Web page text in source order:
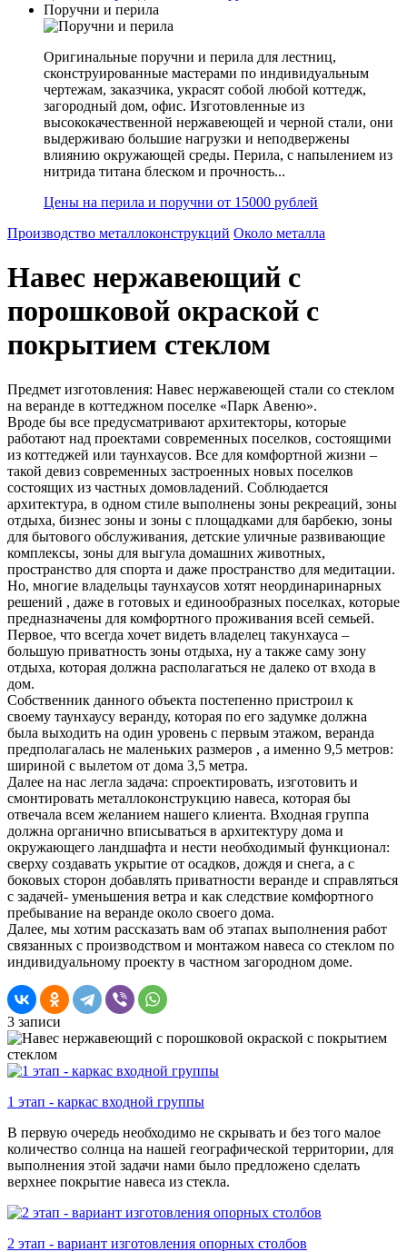
Поручни и перила
Оригинальные поручни и перила для лестниц,
сконструированные мастерами по индивидуальным
чертежам, заказчика, украсят собой любой коттедж,
загородный дом, офис. Изготовленные из
высококачественной нержавеющей и черной стали, они
выдерживаю большие нагрузки и неподвержены
влиянию окружающей среды. Перила, с напылением из
нитрида титана блеском и прочность...
Цены на перила и поручни от 15000 рублей
Производство металлоконструкций Около металла
Навес нержавеющий с
порошковой окраской с
покрытием стеклом
Предмет изготовления: Навес нержавеющей стали со стеклом
на веранде в коттеджном поселке «Парк Авеню».
Вроде бы все предусматривают архитекторы, которые
работают над проектами современных поселков, состоящими
из коттеджей или таунхаусов. Все для комфортной жизни –
такой девиз современных застроенных новых поселков
состоящих из частных домовладений. Соблюдается
архитектура, в одном стиле выполнены зоны рекреаций, зоны
отдыха, бизнес зоны и зоны с площадками для барбекю, зоны
для бытового обслуживания, детские уличные развивающие
комплексы, зоны для выгула домашних животных,
пространство для спорта и даже пространство для медитации.
Но, многие владельцы таунхаусов хотят неординаринарных
решений , даже в готовых и единообразных поселках, которые
предназначены для комфортного проживания всей семьей.
Первое, что всегда хочет видеть владелец такунхауса –
большую приватность зоны отдыха, ну а также саму зону
отдыха, которая должна располагаться не далеко от входа в
дом.
Собственник данного объекта постепенно пристроил к
своему таунхаусу веранду, которая по его задумке должна
была выходить на один уровень с первым этажом, веранда
предполагалась не маленьких размеров , а именно 9,5 метров:
шириной с вылетом от дома 3,5 метра.
Далее на нас легла задача: спроектировать, изготовить и
смонтировать металлоконструкцию навеса, которая бы
отвечала всем желанием нашего клиента. Входная группа
должна органично вписываться в архитектуру дома и
окружающего ландшафта и нести необходимый функционал:
сверху создавать укрытие от осадков, дождя и снега, а с
боковых сторон добавлять приватности веранде и справляться
с задачей- уменьшения ветра и как следствие комфортного
пребывание на веранде около своего дома.
Далее, мы хотим рассказать вам об этапах выполнения работ
связанных с производством и монтажом навеса со стеклом по
индивидуальному проекту в частном загородном доме.
3 записи
1 этап - каркас входной группы
В первую очередь необходимо не скрывать и без того малое
количество солнца на нашей географической территории, для
выполнения этой задачи нами было предложено сделать
верхнее покрытие навеса из стекла.
2 этап - вариант изготовления опорных столбов